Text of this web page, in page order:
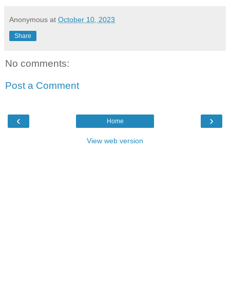
Anonymous at October 10, 2023
Share
No comments:
Post a Comment
‹ ›
Home
View web version